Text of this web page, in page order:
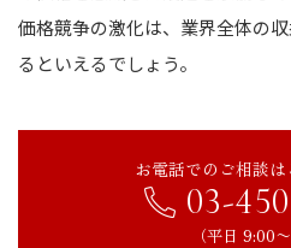
価格競争の激化は、業界全体の
るといえるでしょう。
お電話でのご相談は
03-
（平日 9:00